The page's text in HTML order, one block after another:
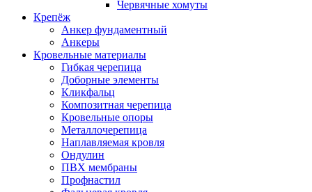
Червячные хомуты
Крепёж
Анкер фундаментный
Анкеры
Кровельные материалы
Гибкая черепица
Доборные элементы
Кликфальц
Композитная черепица
Кровельные опоры
Металлочерепица
Наплавляемая кровля
Ондулин
ПВХ мембраны
Профнастил